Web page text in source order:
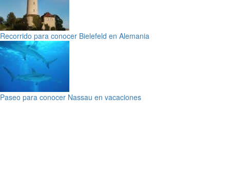
Recorrido para conocer Bielefeld en Alemania
Paseo para conocer Nassau en vacaciones